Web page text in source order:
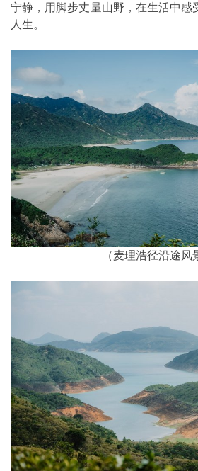
宁静，用脚步丈量山野，在生活中感
人生。
（麦理浩径沿途风